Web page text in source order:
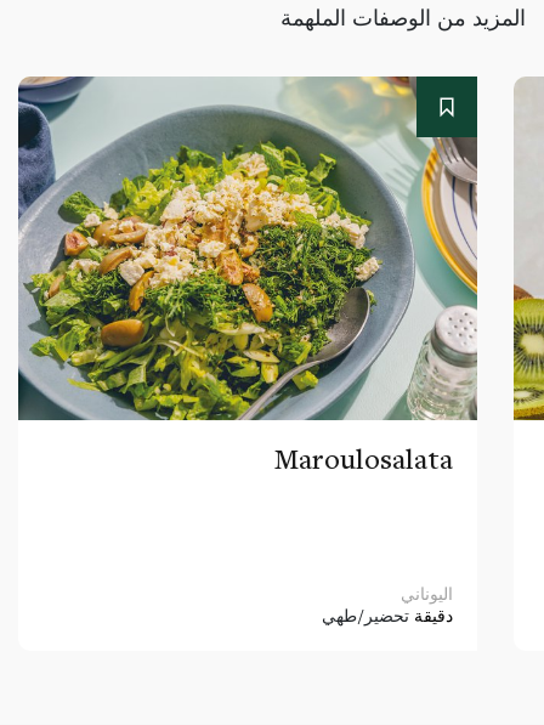
المزيد من الوصفات الملهمة
Maroulosalata
اليوناني
دقيقة تحضير/طهي